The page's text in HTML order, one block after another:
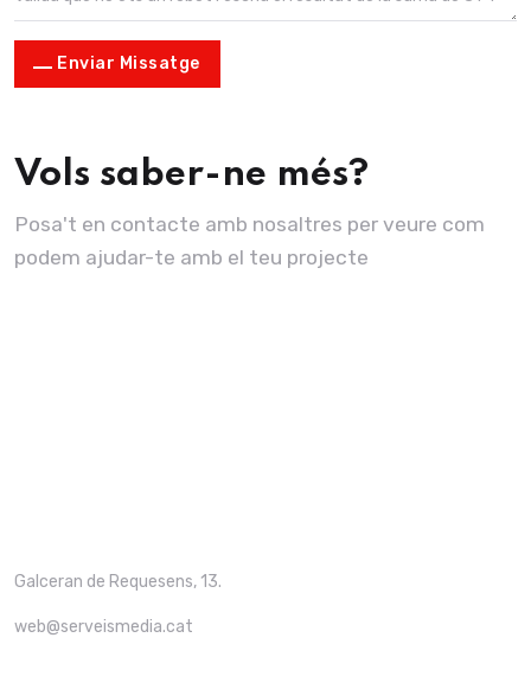
Enviar Missatge
Vols saber-ne més?
Posa't en contacte amb nosaltres per veure com
podem ajudar-te amb el teu projecte
Galceran de Requesens, 13.
web@serveismedia.cat